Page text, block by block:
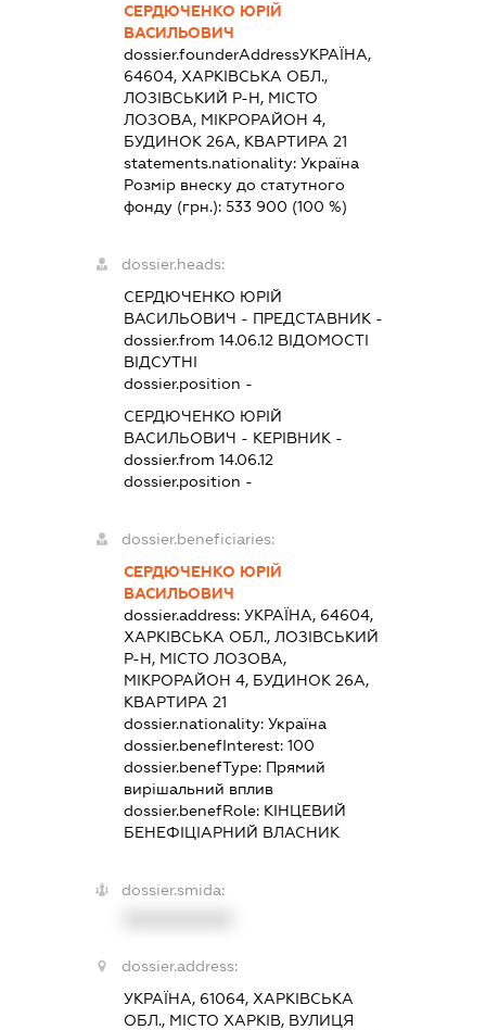
СЕРДЮЧЕНКО ЮРІЙ
ВАСИЛЬОВИЧ
dossier.founderAddressУКРАЇНА,
64604, ХАРКІВСЬКА ОБЛ.,
ЛОЗІВСЬКИЙ Р-Н, МІСТО
ЛОЗОВА, МІКРОРАЙОН 4,
БУДИНОК 26А, КВАРТИРА 21
statements.nationality: Україна
Розмір внеску до статутного
фонду (грн.): 533 900 (100 %)
dossier.heads:
СЕРДЮЧЕНКО ЮРІЙ
ВАСИЛЬОВИЧ - ПРЕДСТАВНИК -
dossier.from 14.06.12 ВІДОМОСТІ
ВІДСУТНІ
dossier.position -
СЕРДЮЧЕНКО ЮРІЙ
ВАСИЛЬОВИЧ - КЕРІВНИК -
dossier.from 14.06.12
dossier.position -
dossier.beneficiaries:
СЕРДЮЧЕНКО ЮРІЙ
ВАСИЛЬОВИЧ
dossier.address: УКРАЇНА, 64604,
ХАРКІВСЬКА ОБЛ., ЛОЗІВСЬКИЙ
Р-Н, МІСТО ЛОЗОВА,
МІКРОРАЙОН 4, БУДИНОК 26А,
КВАРТИРА 21
dossier.nationality: Україна
dossier.benefInterest: 100
dossier.benefType: Прямий
вирішальний вплив
dossier.benefRole: КІНЦЕВИЙ
БЕНЕФІЦІАРНИЙ ВЛАСНИК
dossier.smida:
dossier.address:
УКРАЇНА, 61064, ХАРКІВСЬКА
ОБЛ., МІСТО ХАРКІВ, ВУЛИЦЯ